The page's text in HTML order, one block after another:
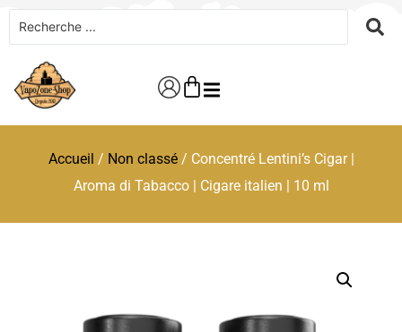
Accueil / Non classé/ Concentré Lentini’s Cigar |
Aroma di Tabacco | Cigare italien | 10 ml